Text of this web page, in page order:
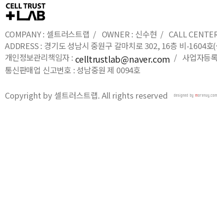
COMPANY : 셀트러스트랩 / OWNER : 신수현 / CALL
ADDRESS : 경기도 성남시 중원구 갈마치로 302, 16층 비-1604
개인정보관리책임자 : celltrustlab@naver.com / 사업자등
통신판매업 신고번호 : 성남중원 제 0094호
Copyright by 셀트러스트랩. All rights reserved